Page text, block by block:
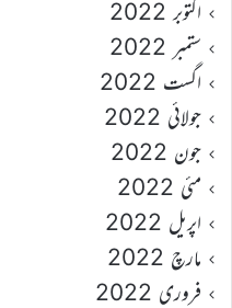
اکتوبر 2022
ستمبر 2022
اگست 2022
جولائی 2022
جون 2022
مئی 2022
اپریل 2022
مارچ 2022
فروری 2022